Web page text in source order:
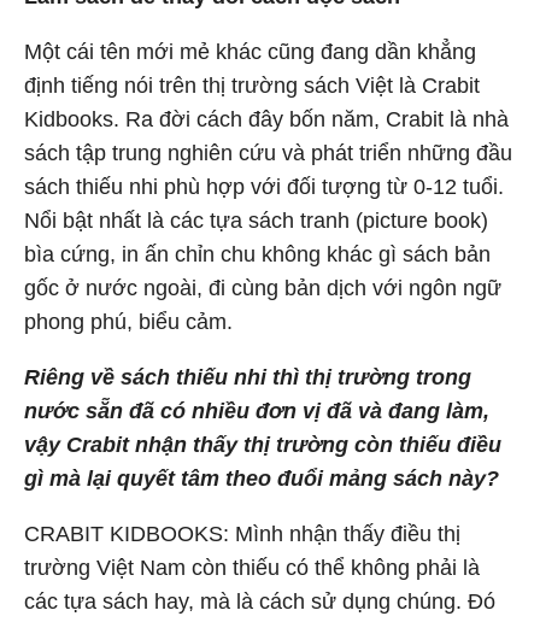
Một cái tên mới mẻ khác cũng đang dần khẳng
định tiếng nói trên thị trường sách Việt là Crabit
Kidbooks. Ra đời cách đây bốn năm, Crabit là nhà
sách tập trung nghiên cứu và phát triển những đầu
sách thiếu nhi phù hợp với đối tượng từ 0-12 tuổi.
Nổi bật nhất là các tựa sách tranh (picture book)
bìa cứng, in ấn chỉn chu không khác gì sách bản
gốc ở nước ngoài, đi cùng bản dịch với ngôn ngữ
phong phú, biểu cảm.
Riêng về sách thiếu nhi thì thị trường trong
nước sẵn đã có nhiều đơn vị đã và đang làm,
vậy Crabit nhận thấy thị trường còn thiếu điều
gì mà lại quyết tâm theo đuổi mảng sách này?
CRABIT KIDBOOKS: Mình nhận thấy điều thị
trường Việt Nam còn thiếu có thể không phải là
các tựa sách hay, mà là cách sử dụng chúng. Đó